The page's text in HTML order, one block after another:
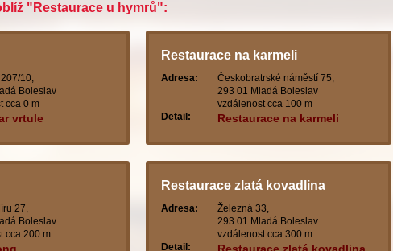
"Restaurace u hymrů":
10,
Boleslav
cca 0 m
vrtule
Restaurace na karmeli
Adresa:
Českobratrské náměstí 75,
293 01 Mladá Boleslav
vzdálenost cca 100 m
Detail:
Restaurace na karmeli
27,
Boleslav
cca 200 m
Restaurace zlatá kovadlina
Adresa:
Železná 33,
293 01 Mladá Boleslav
vzdálenost cca 300 m
Detail: